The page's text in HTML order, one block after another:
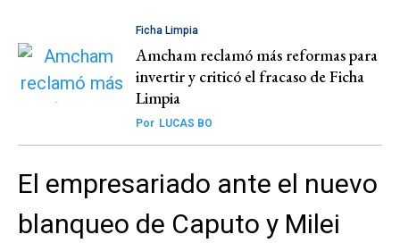
Ficha Limpia
Amcham reclamó más reformas para
invertir y criticó el fracaso de Ficha
Limpia
Por LUCAS BO
El empresariado ante el nuevo
blanqueo de Caputo y Milei